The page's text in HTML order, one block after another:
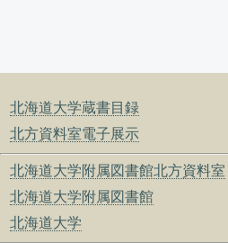
北海道大学蔵書目録
北方資料室電子展示
北海道大学附属図書館北方資料室
北海道大学附属図書館
北海道大学